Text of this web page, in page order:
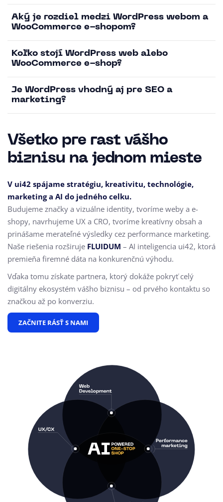
Aký je rozdiel medzi WordPress webom a
WooCommerce e-shopom?
Koľko stojí WordPress web alebo
WooCommerce e-shop?
Je WordPress vhodný aj pre SEO a
marketing?
Všetko pre rast vášho
biznisu na jednom mieste
V ui42 spájame stratégiu, kreativitu, technológie,
marketing a AI do jedného celku.
Budujeme značky a vizuálne identity, tvoríme weby a e-
shopy, navrhujeme UX a CRO, tvoríme kreatívny obsah a
prinášame merateľné výsledky cez performance marketing.
Naše riešenia rozširuje FLUIDUM – AI inteligencia ui42, ktorá
premieňa firemné dáta na konkurenčnú výhodu.
Vďaka tomu získate partnera, ktorý dokáže pokryť celý
digitálny ekosystém vášho biznisu – od prvého kontaktu so
značkou až po konverziu.
ZAČNITE RÁSŤ S NAMI